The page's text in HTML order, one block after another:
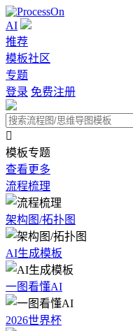
AI
推荐
模板社区
专题
登录 免费注册

模板专题
查看更多
流程梳理
架构图/拓扑图
AI生成模板
一图看懂AI
2026世界杯